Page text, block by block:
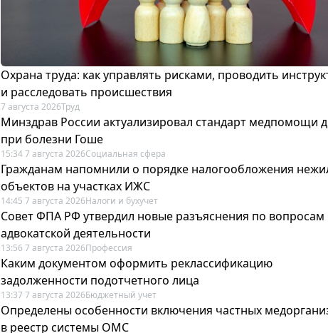
Охрана труда: как управлять рисками, проводить
и расследовать происшествия
7 августа 2026Труд
Минздрав России актуализировал стандарт медпомощи
при болезни Гоше
15:34 7 августа 2026Социальная сфера
Гражданам напомнили о порядке налогообложения
объектов на участках ИЖС
14:45 7 августа 2026Налоги и бухучет
Совет ФПА РФ утвердил новые разъяснения по вопросам
адвокатской деятельности
13:56 7 августа 2026Профессия
Каким документом оформить реклассификацию
задолженности подотчетного лица
13:37 7 августа 2026Бюджетный учет
Определены особенности включения частных
в реестр системы ОМС